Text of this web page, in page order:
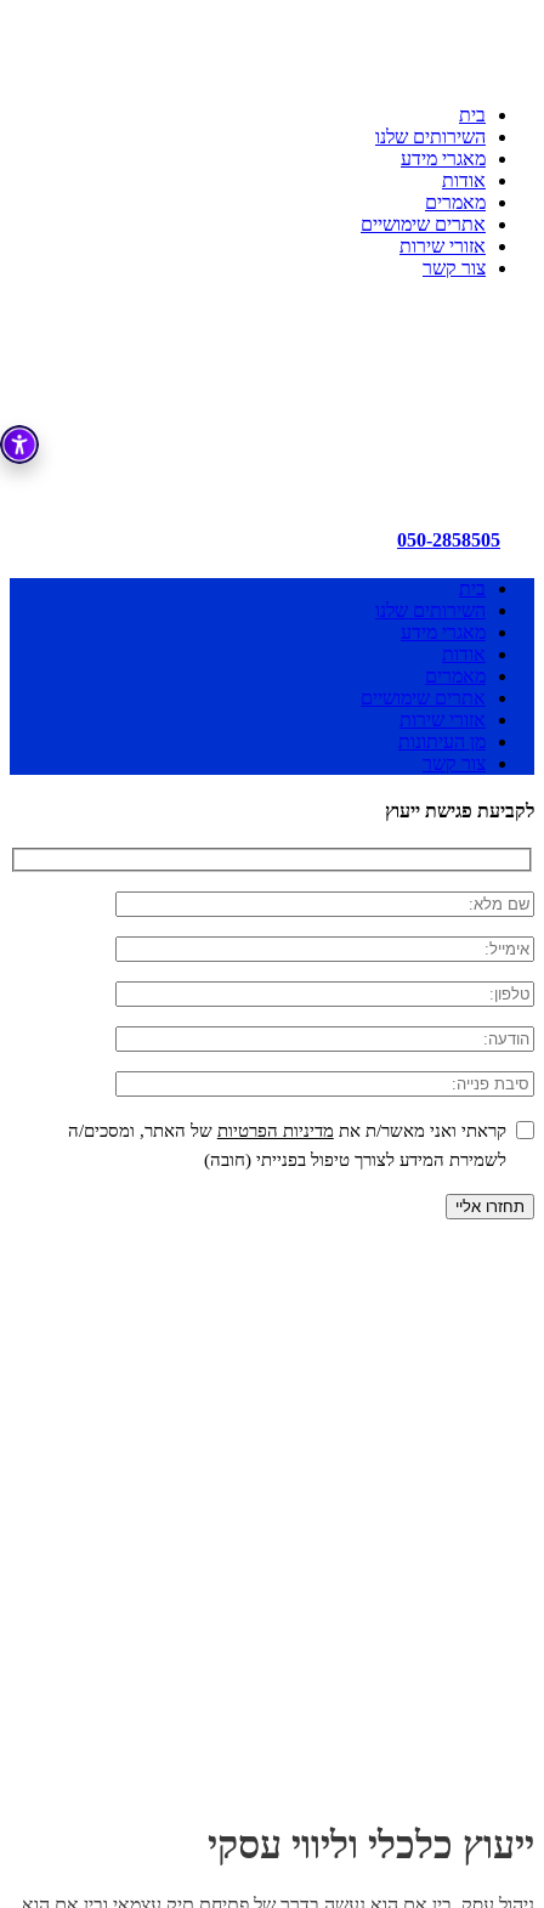
בית
השירותים שלנו
מאגרי מידע
אודות
מאמרים
אתרים שימושיים
אזורי שירות
צור קשר
050-2858505
בית
השירותים שלנו
מאגרי מידע
אודות
מאמרים
אתרים שימושיים
אזורי שירות
מן העיתונות
צור קשר
לקביעת פגישת ייעוץ
קראתי ואני מאשר/ת את מדיניות הפרטיות של האתר, ומסכים/ה
לשמירת המידע לצורך טיפול בפנייתי (חובה)
ייעוץ כלכלי וליווי עסקי